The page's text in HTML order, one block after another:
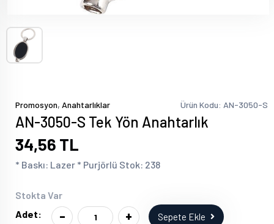
Promosyon, Anahtarlıklar Ürün Kodu: AN-3050-S
AN-3050-S Tek Yön Anahtarlık
34,56 TL
* Baskı: Lazer * Purjörlü Stok: 238
Stokta Var
Adet:
- + Sepete Ekle